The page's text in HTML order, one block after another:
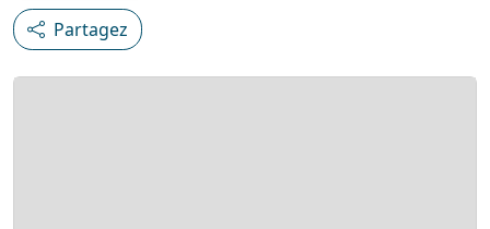
Partagez